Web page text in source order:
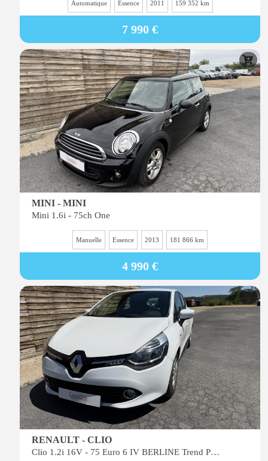
Automatique Essence 2011 159 352 km
7 990 €
MINI - MINI
Mini 1.6i - 75ch One
Manuelle Essence 2013 181 866 km
4 990 €
RENAULT - CLIO
Clio 1.2i 16V - 75 Euro 6 IV BERLINE Trend PHASE 1